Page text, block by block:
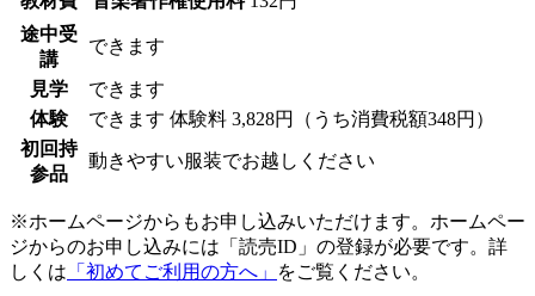
途中受
講
できます
見学
できます
体験
できます 体験料 3,828円（うち消費税額348円）
初回持
参品
動きやすい服装でお越しください
※ホームページからもお申し込みいただけます。ホームペー
ジからのお申し込みには「読売ID」の登録が必要です。詳
しくは 「初めてご利用の方へ」 をご覧ください。